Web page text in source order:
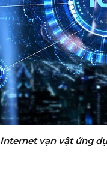
Internet vạn vật ứng